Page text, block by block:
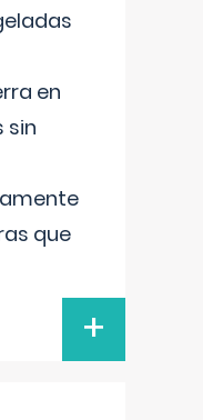
en
sin
que
+